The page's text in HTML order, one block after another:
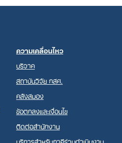
ความเคลื่อนไหว
บริจาค
สถาบันวิจัย กสศ.
คลังสมอง
ข้อตกลงและเงื่อนไข
ติดต่อสำนักงาน